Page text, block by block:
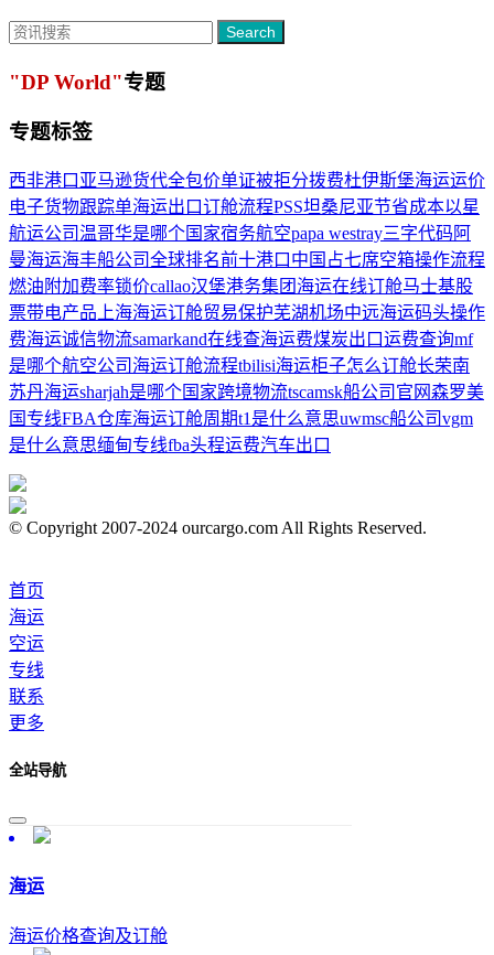
Search
"DP World"专题
专题标签
西非港口 亚马逊货代全包价单证被拒分拨费杜伊斯堡海运运价
电子货物跟踪单海运出口订舱流程PSS坦桑尼亚节省成本以星
航运公司温哥华是哪个国家宿务航空papa westray三字代码 阿
曼海运海丰船公司全球排名前十港口中国占七席空箱操作流程
燃油附加费率锁价callao汉堡港务集团 海运在线订舱马士基股
票带电产品 上海海运订舱贸易保护芜湖机场中远海运码头操作
费海运诚信物流samarkand在线查海运费煤炭出口运费查询mf
是哪个航空公司 海运订舱流程tbilisi海运柜子怎么订舱长荣南
苏丹海运sharjah是哪个国家跨境物流tscamsk船公司官网森罗美
国专线FBA仓库海运订舱周期t1是什么意思uwmsc船公司vgm
是什么意思缅甸专线fba头程运费汽车出口
© Copyright 2007-2024 ourcargo.com All Rights Reserved.
首页
海运
空运
专线
联系
更多
全站导航
海运
海运价格查询及订舱